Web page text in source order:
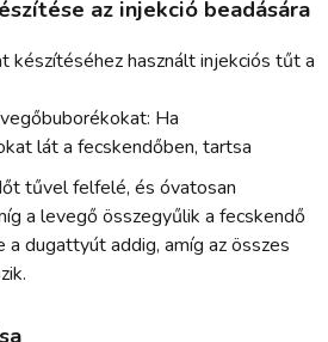
az injekció beadására
készítéséhez használt injekciós tűt a
Ha
lát a fecskendőben, tartsa
tűvel felfelé, és óvatosan
a levegő összegyűlik a fecskendő
dugattyút addig, amíg az összes